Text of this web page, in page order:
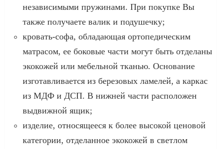
независимыми пружинами. При покупке Вы
также получаете валик и подушечку;
кровать-софа, обладающая ортопедическим
матрасом, ее боковые части могут быть отделаны
экокожей или мебельной тканью. Основание
изготавливается из березовых ламелей, а каркас
из МДФ и ДСП. В нижней части расположен
выдвижной ящик;
изделие, относящееся к более высокой ценовой
категории, отделанное экокожей в светлом